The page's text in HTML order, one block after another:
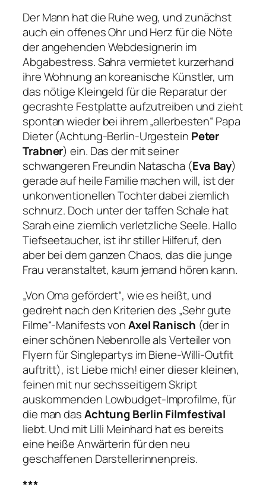
Der Mann hat die Ruhe weg, und zunächst
auch ein offenes Ohr und Herz für die Nöte
der angehenden Webdesignerin im
Abgabestress. Sahra vermietet kurzerhand
ihre Wohnung an koreanische Künstler, um
das nötige Kleingeld für die Reparatur der
gecrashte Festplatte aufzutreiben und zieht
spontan wieder bei ihrem „allerbesten“ Papa
Dieter (Achtung-Berlin-Urgestein Peter
Trabner) ein. Das der mit seiner
schwangeren Freundin Natascha (Eva Bay)
gerade auf heile Familie machen will, ist der
unkonventionellen Tochter dabei ziemlich
schnurz. Doch unter der taffen Schale hat
Sarah eine ziemlich verletzliche Seele. Hallo
Tiefseetaucher, ist ihr stiller Hilferuf, den
aber bei dem ganzen Chaos, das die junge
Frau veranstaltet, kaum jemand hören kann.
„Von Oma gefördert“, wie es heißt, und
gedreht nach den Kriterien des „Sehr gute
Filme“-Manifests vonAxel Ranisch (der in
einer schönen Nebenrolle als Verteiler von
Flyern für Singlepartys im Biene-Willi-Outfit
auftritt), istLiebe mich!einer dieser kleinen,
feinen mit nur sechsseitigem Skript
auskommenden Lowbudget-Improfilme, für
die man dasAchtung Berlin Filmfestival
liebt. Und mit Lilli Meinhard hat es bereits
eine heiße Anwärterin für den neu
geschaffenen Darstellerinnenpreis.
***